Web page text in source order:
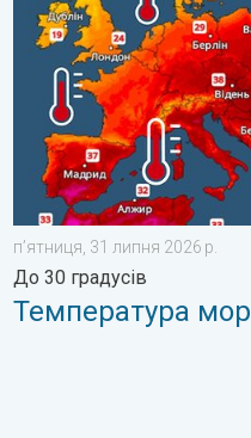
пʼятниця, 31 липня 2026 р.
До 30 градусів
Температура